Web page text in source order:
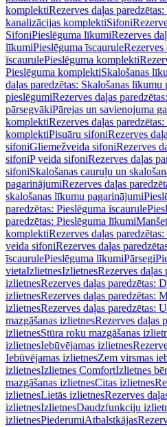
komplektiRezerves daļas
kanalizācijas komplektiSifoni
SifoniPieslēguma līkumiRezerves
līkumiPieslēguma īscauruleRezerves
īscaurulePieslēguma komplekti
Pieslēguma komplektiSkalošanas
daļas paredzētas: Skalošanas līkumu
pieslēgumiRezerves daļas
pārsegvākiPārejas un savienojuma
komplektiRezerves daļas
komplektiPisuāru sifoniRezerves
sifoniGliemežveida sifoniRezerves
sifoniP veida sifoniRezerves daļas
sifoniSkalošanas cauruļu un
pagarinājumiRezerves daļas
skalošanas līkumu pagarinājumi
paredzētas: Pieslēguma īscaurule
paredzētas: Pieslēguma līkumi
komplektiRezerves daļas
veida sifoniRezerves daļas
īscaurulePieslēguma līkumiPārsegi
vietaIzlietnesIzlietnesRezerves daļas
izlietnesRezerves daļas paredzētas:
izlietnesRezerves daļas paredzētas:
izlietnesRezerves daļas paredzētas:
mazgāšanas izlietnesRezerves daļas
izlietnesStūra roku mazgāšanas
izlietnesIebūvējamas izlietnes
Iebūvējamas izlietnesZem virsmas
izlietnesIzlietnes ComfortIzlietnes
mazgāšanas izlietnesCitas izlietnes
izlietnesLietās izlietnesRezerves
izlietnesIzlietnesDaudzfunkciju
izlietnesPiederumiAtbalstkājas